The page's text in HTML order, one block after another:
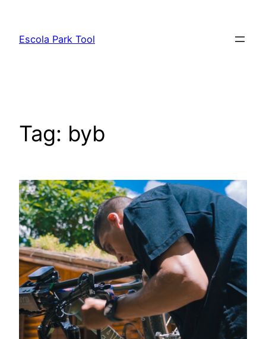
Escola Park Tool
Tag: byb